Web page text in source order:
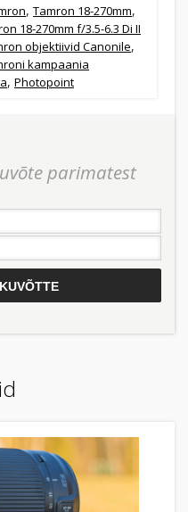
, Tamron 18-270mm,
18-270mm f/3.5-6.3 Di II
objektiivid Canonile,
kampaania
, Photopoint
parimatest